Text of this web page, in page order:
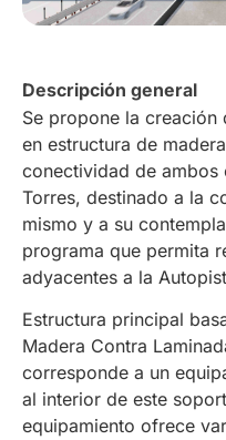
Descripción general
Se propone la creación
en estructura de
conectividad de ambos
Torres, destinado a la
mismo y a su
programa que permita
adyacentes a la
Estructura principal
Madera Contra
corresponde a un
al interior de este
equipamiento ofrece